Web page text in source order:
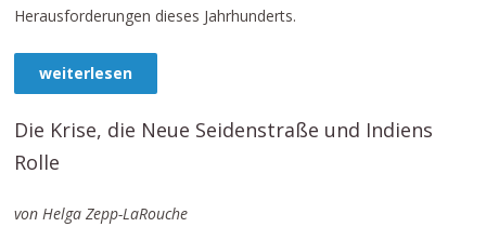
Herausforderungen dieses Jahrhunderts.
weiterlesen
Die Krise, die Neue Seidenstraße und Indiens
Rolle
von Helga Zepp-LaRouche